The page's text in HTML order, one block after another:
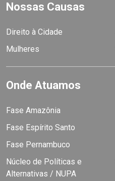
Nossas Causas
Direito à Cidade
Mulheres
Onde Atuamos
Fase Amazônia
Fase Espírito Santo
Fase Pernambuco
Núcleo de Políticas e
Alternativas / NUPA